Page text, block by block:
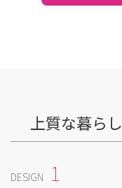
上質な暮ら
DESIGN 1